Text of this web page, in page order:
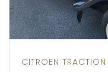
CITROEN